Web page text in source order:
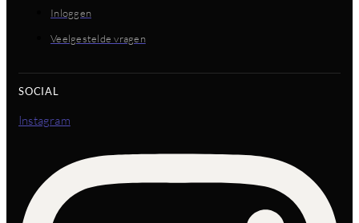
Inloggen
Veelgestelde vragen
SOCIAL
Instagram